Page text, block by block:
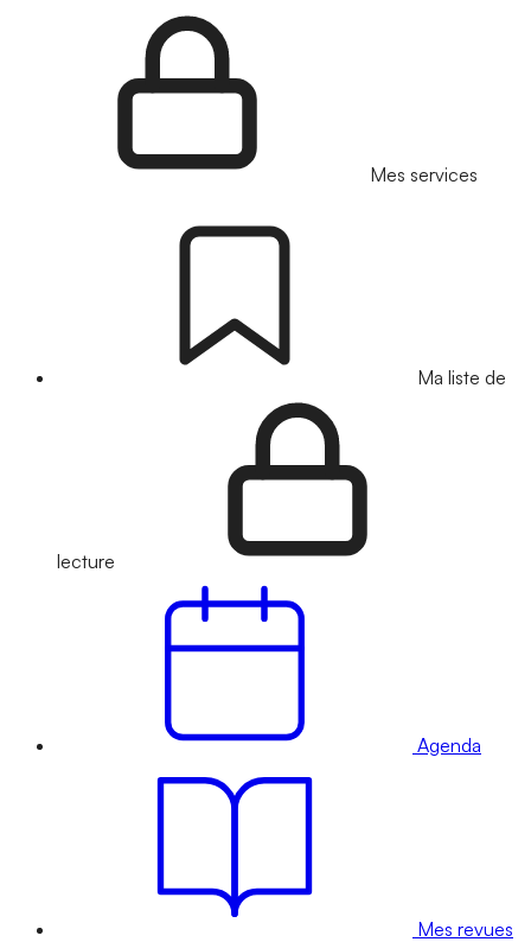
Mes services
Ma liste de
lecture
Agenda
Mes revues